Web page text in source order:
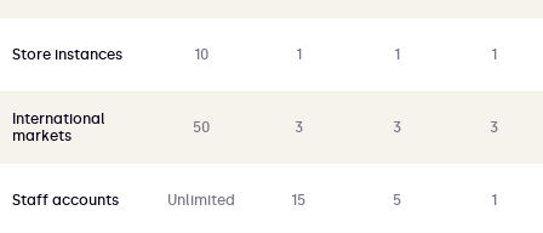
Store instances 10 1 1 1
International
markets
50 3 3 3
Staff accounts Unlimited 15 5 1